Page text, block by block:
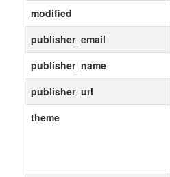
modified
publisher_email
publisher_name
publisher_url
theme